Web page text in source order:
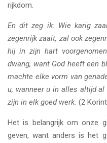
rijkdom.
En dit zeg ik: Wie karig
zegenrijk zaait, zal ook
hij in zijn hart
dwang, want God heeft een
machte elke vorm van
u, wanneer u in alles altijd
zijn in elk goed werk. (2
Het is belangrijk om onze
geven, want anders is het